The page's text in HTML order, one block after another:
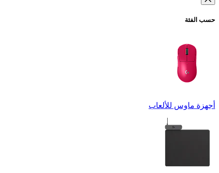
حسب الفئة
أجهزة ماوس للألعاب